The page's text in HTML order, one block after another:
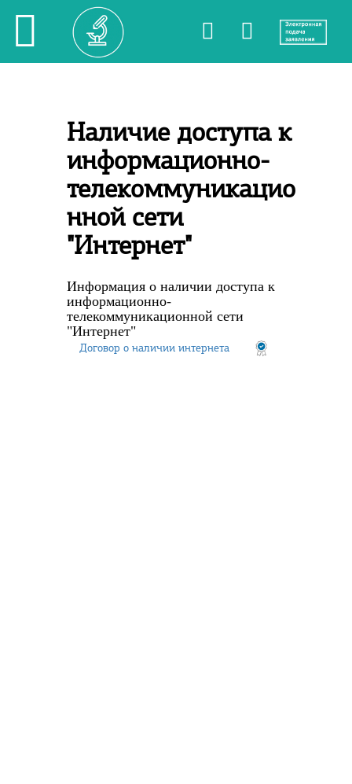
Наличие доступа к
информационно-
телекоммуникацио
нной сети
"Интернет"
Информация о наличии доступа к
информационно-
телекоммуникационной сети
"Интернет"
Договор о наличии интернета